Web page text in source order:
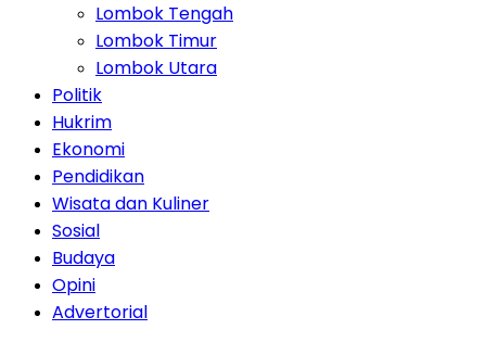
Lombok Tengah
Lombok Timur
Lombok Utara
Politik
Hukrim
Ekonomi
Pendidikan
Wisata dan Kuliner
Sosial
Budaya
Opini
Advertorial